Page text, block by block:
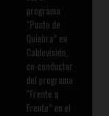
programa
“Punto de
Quiebra” en
Cablevisión,
co-conductor
del programa
“Frente a
Frente” en el